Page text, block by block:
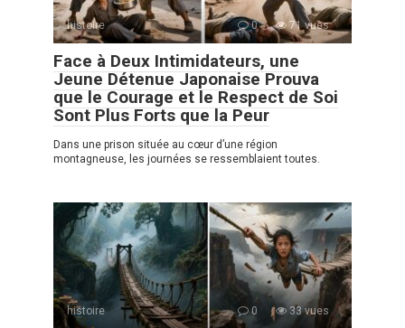
histoire 0 71 vues
Face à Deux Intimidateurs, une
Jeune Détenue Japonaise Prouva
que le Courage et le Respect de Soi
Sont Plus Forts que la Peur
Dans une prison située au cœur d’une région
montagneuse, les journées se ressemblaient toutes.
histoire 0 33 vues